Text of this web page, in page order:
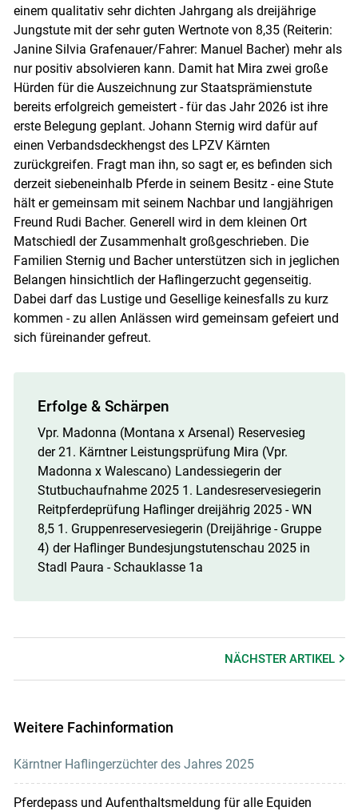
einem qualitativ sehr dichten Jahrgang als dreijährige
Jungstute mit der sehr guten Wertnote von 8,35 (Reiterin:
Janine Silvia Grafenauer/​Fahrer: Manuel Bacher) mehr als
nur positiv absolvieren kann. Damit hat Mira zwei große
Hürden für die Auszeichnung zur Staatsprämienstute
bereits erfolgreich gemeistert - für das Jahr 2026 ist ihre
erste Belegung geplant. Johann Sternig wird dafür auf
einen Verbandsdeckhengst des LPZV Kärnten
zurückgreifen. Fragt man ihn, so sagt er, es befinden sich
derzeit siebeneinhalb Pferde in seinem Besitz - eine Stute
hält er gemeinsam mit seinem Nachbar und langjährigen
Freund Rudi Bacher. Generell wird in dem kleinen Ort
Matschiedl der Zusammenhalt großgeschrieben. Die
Familien Sternig und Bacher unterstützen sich in jeglichen
Belangen hinsichtlich der Haflingerzucht gegenseitig.
Dabei darf das Lustige und Gesellige keinesfalls zu kurz
kommen - zu allen Anlässen wird gemeinsam gefeiert und
sich füreinander gefreut.
Erfolge & Schärpen
Vpr. Madonna (Montana x Arsenal) Reservesieg
der 21. Kärntner Leistungsprüfung Mira (Vpr.
Madonna x Walescano) Landessiegerin der
Stutbuchaufnahme 2025 1. Landesreservesiegerin
Reitpferdeprüfung Haflinger dreijährig 2025 - WN
8,5 1. Gruppenreservesiegerin (Dreijährige - Gruppe
4) der Haflinger Bundesjungstutenschau 2025 in
Stadl Paura - Schauklasse 1a
NÄCHSTERARTIKEL
Weitere Fachinformation
Kärntner Haflingerzüchter des Jahres 2025
Pferdepass und Aufenthaltsmeldung für alle Equiden